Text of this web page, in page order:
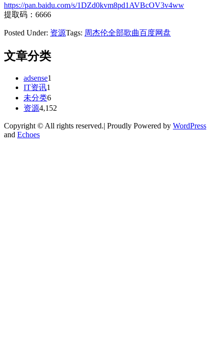
https://pan.baidu.com/s/1DZd0kvm8pd1AVBcOV3v4ww
提取码：6666
Posted Under: 资源Tags: 周杰伦全部歌曲百度网盘
文章分类
adsense1
IT资讯1
未分类6
资源4,152
Copyright © All rights reserved.| Proudly Powered by WordPress
and Echoes